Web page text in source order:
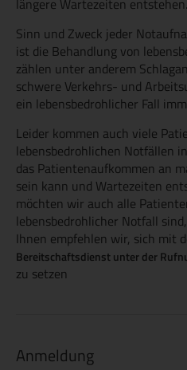
Sinn und Zweck jeder
ist die Behandlung von
zählen unter anderem
schwere Verkehrs- und
ein lebensbedrohlicher Fall
Leider kommen auch viele
lebensbedrohlichen Notfällen
das Patientenaufkommen an
sein kann und Wartezeiten
möchten wir auch alle
lebensbedrohlicher Notfall
Ihnen empfehlen wir, sich mit
Bereitschaftsdienst unter der
zu setzen
Anmeldung